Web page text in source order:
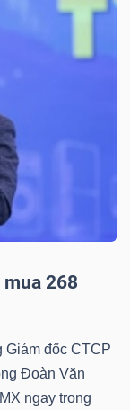
268
Giám đốc CTCP
Đoàn Văn
ngay trong